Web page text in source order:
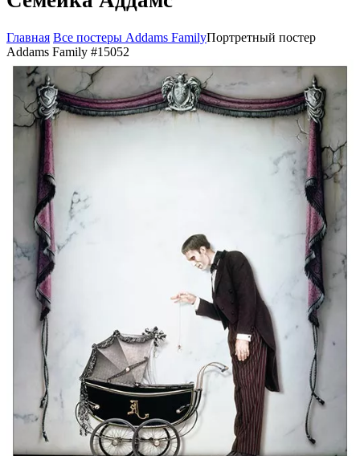
Главная Все постеры Addams FamilyПортретный постер
Addams Family #15052